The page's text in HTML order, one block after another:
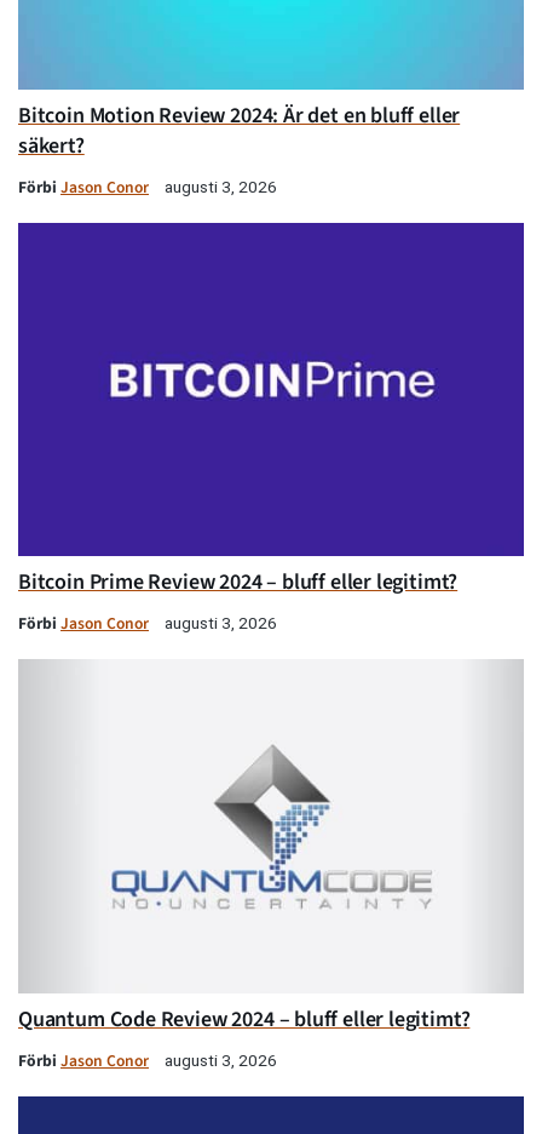
Bitcoin Motion Review 2024: Är det en bluff eller
säkert?
Förbi Jason Conor augusti 3, 2026
Bitcoin Prime Review 2024 – bluff eller legitimt?
Förbi Jason Conor augusti 3, 2026
Quantum Code Review 2024 – bluff eller legitimt?
Förbi Jason Conor augusti 3, 2026